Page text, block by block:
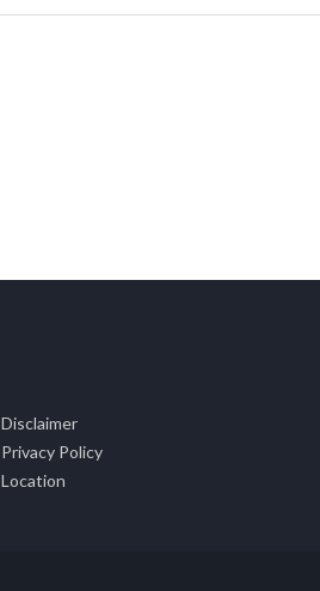
Disclaimer
Privacy Policy
Location